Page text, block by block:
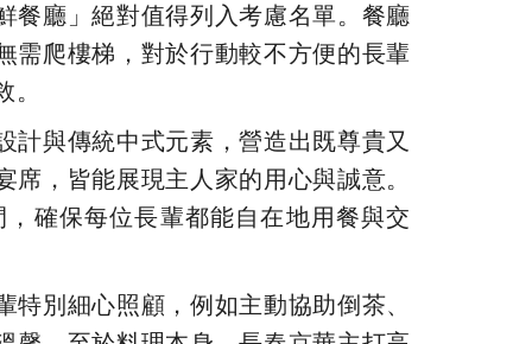
餐廳」絕對值得列入考慮名單。餐廳
需爬樓梯，對於行動較不方便的長輩
計與傳統中式元素，營造出既尊貴又
，皆能展現主人家的用心與誠意。
確保每位長輩都能自在地用餐與交
別細心照顧，例如主動協助倒茶、